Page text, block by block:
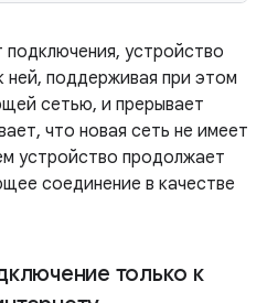
подключения, устройство
ней, поддерживая при этом
сетью, и прерывает
что новая сеть не имеет
устройство продолжает
соединение в качестве
только к